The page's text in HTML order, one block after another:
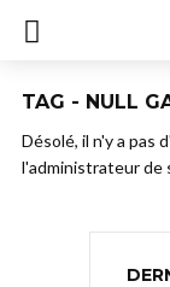
TAG - NULL
Désolé, il n'y a pas
l'administrateur de